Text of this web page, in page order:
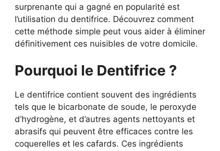
surprenante qui a gagné en popularité est
l’utilisation du dentifrice. Découvrez comment
cette méthode simple peut vous aider à éliminer
définitivement ces nuisibles de votre domicile.
Pourquoi le Dentifrice ?
Le dentifrice contient souvent des ingrédients
tels que le bicarbonate de soude, le peroxyde
d’hydrogène, et d’autres agents nettoyants et
abrasifs qui peuvent être efficaces contre les
coquerelles et les cafards. Ces ingrédients